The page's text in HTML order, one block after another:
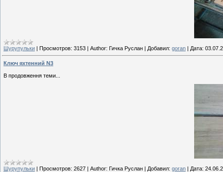
Шурупульки | Просмотров: 3153 | Author: Гичка Руслан | Добавил: goran | Дата:
Ключ яхтенний N3
В продовження теми...
Шурупульки | Просмотров: 2627 | Author: Гичка Руслан | Добавил: goran | Дата: